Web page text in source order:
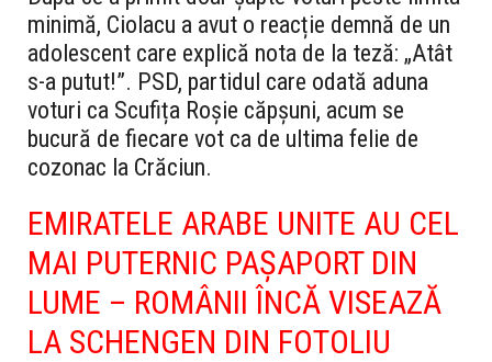
minimă, Ciolacu a avut o reacție demnă de un
adolescent care explică nota de la teză: „Atât
s-a putut!”. PSD, partidul care odată aduna
voturi ca Scufița Roșie căpșuni, acum se
bucură de fiecare vot ca de ultima felie de
cozonac la Crăciun.
EMIRATELE ARABE UNITE AU CEL
MAI PUTERNIC PAȘAPORT DIN
LUME – ROMÂNII ÎNCĂ VISEAZĂ
LA SCHENGEN DIN FOTOLIU